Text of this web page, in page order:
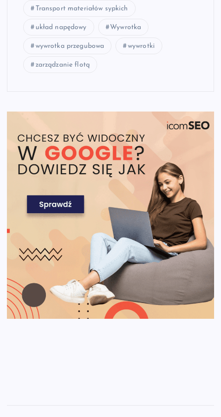
Transport materiałów sypkich
układ napędowy Wywrotka
wywrotka przegubowa wywrotki
zarządzanie flotą